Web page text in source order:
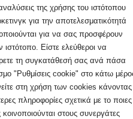
της χρήσης του ιστότοπου
για την αποτελεσματικότητά
για να σας προσφέρουν
ιστότοπο. Είστε ελεύθεροι να
τη συγκατάθεσή σας ανά πάσα
"Ρυθμίσεις cookie" στο κάτω
στη χρήση των cookies κάνοντας
πληροφορίες σχετικά με το ποιες
στους συνεργάτες